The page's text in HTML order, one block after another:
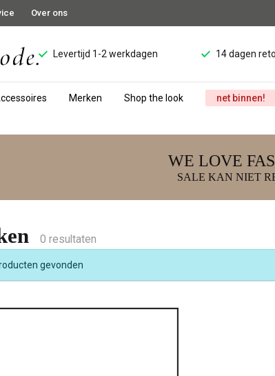
Over ons
Levertijd 1-2 werkdagen 14 dagen
Merken Shop the look net binnen!
WE LOVE
SALE KAN NIET
0 resultaten
gevonden